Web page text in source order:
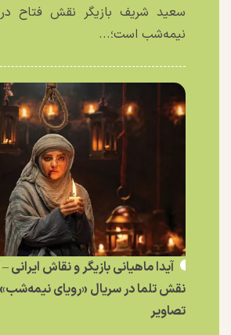
سعید شریف بازیگر نقش فتاح
نیمه‌شب است؛...
آیدا ماهیانی بازیگر و نقاش ایرانی –
نقش تلما در سریال «رویای
تصاویر